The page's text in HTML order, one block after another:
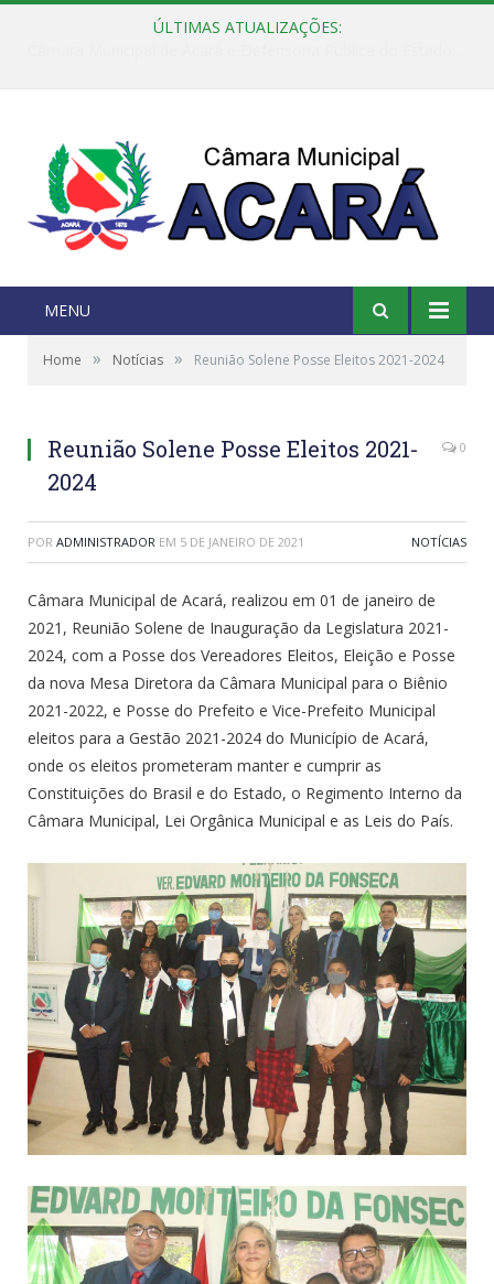
ÚLTIMAS ATUALIZAÇÕES:
MENU
Home » Notícias » Reunião Solene Posse Eleitos 2021-2024
Reunião Solene Posse Eleitos 2021-
2024
0
POR ADMINISTRADOR EM 5 DE JANEIRO DE 2021 NOTÍCIAS
Câmara Municipal de Acará, realizou em 01 de janeiro de
2021, Reunião Solene de Inauguração da Legislatura 2021-
2024, com a Posse dos Vereadores Eleitos, Eleição e Posse
da nova Mesa Diretora da Câmara Municipal para o Biênio
2021-2022, e Posse do Prefeito e Vice-Prefeito Municipal
eleitos para a Gestão 2021-2024 do Município de Acará,
onde os eleitos prometeram manter e cumprir as
Constituições do Brasil e do Estado, o Regimento Interno da
Câmara Municipal, Lei Orgânica Municipal e as Leis do País.